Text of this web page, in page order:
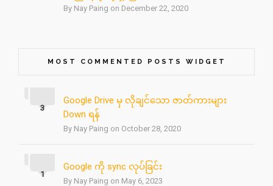
By Nay Paing on December 22, 2020
MOST COMMENTED POSTS WIDGET
Google Drive မှ လိုချင်သော ဇာတ်ကားများ
Down ရန်
By Nay Paing on October 28, 2020
3
Google ကို sync လုပ်ခြင်း
By Nay Paing on May 6, 2023
1